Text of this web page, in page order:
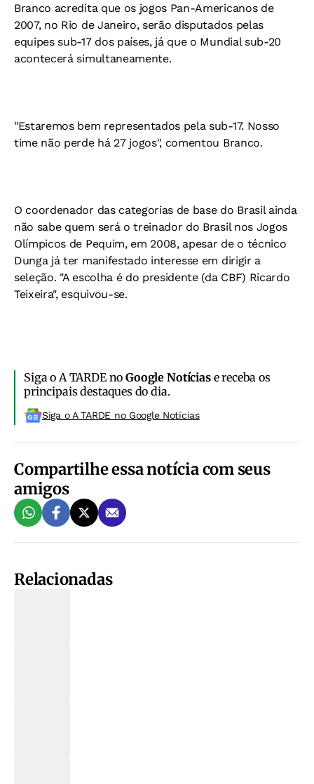
Branco acredita que os jogos Pan-Americanos de
2007, no Rio de Janeiro, serão disputados pelas
equipes sub-17 dos países, já que o Mundial sub-20
acontecerá simultaneamente.
"Estaremos bem representados pela sub-17. Nosso
time não perde há 27 jogos", comentou Branco.
O coordenador das categorias de base do Brasil ainda
não sabe quem será o treinador do Brasil nos Jogos
Olímpicos de Pequim, em 2008, apesar de o técnico
Dunga já ter manifestado interesse em dirigir a
seleção. "A escolha é do presidente (da CBF) Ricardo
Teixeira", esquivou-se.
Siga o A TARDE noGoogle Notíciase receba os
principais destaques do dia.
Siga o A TARDE no Google Noticias
Compartilhe essa notícia com seus
amigos
Relacionadas